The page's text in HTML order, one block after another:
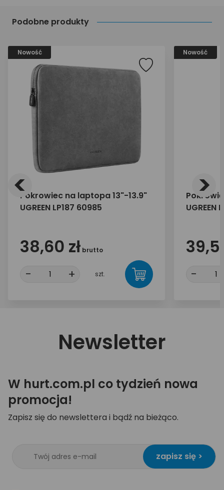
Podobne produkty
Nowość
Pokrowiec na laptopa 13"-13.9"
UGREEN LP187 60985
38,60 zł brutto
- + szt.
Nowość
UGREEN
-
< >
Newsletter
W hurt.com.pl co tydzień nowa
promocja!
Zapisz się do newslettera i bądź na bieżąco.
zapisz się >